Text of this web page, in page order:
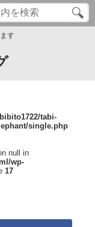
す
tabi-
single.php
null in
wp-
17